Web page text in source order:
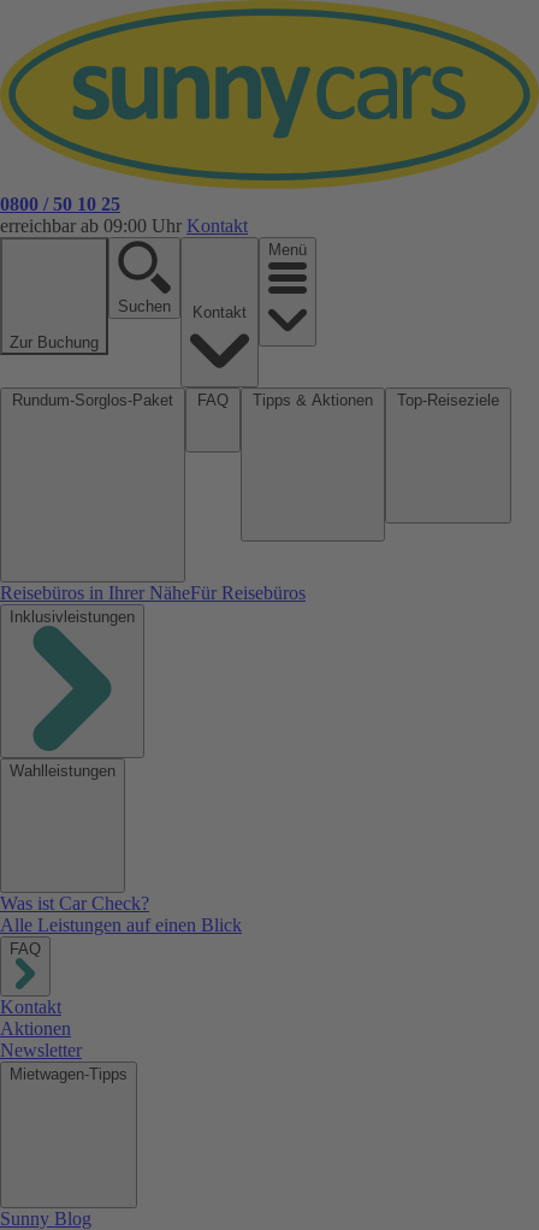
0800 / 50 10 25
erreichbar ab 09:00 Uhr Kontakt
Zur Buchung
Suchen
Menü
Reisebüros in Ihrer NäheFür Reisebüros
Inklusivleistungen
Wahlleistungen
Was ist Car Check?
Alle Leistungen auf einen Blick
FAQ
Kontakt
Aktionen
Newsletter
Mietwagen-Tipps
Sunny Blog